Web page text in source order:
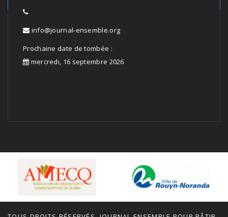
info@journal-ensemble.org
Prochaine date de tombée :
mercredi, 16 septembre 2026